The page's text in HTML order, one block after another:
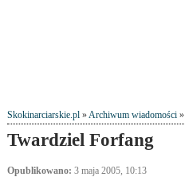
Skokinarciarskie.pl»Archiwum wiadomości»
Twardziel Forfang
Opublikowano: 3 maja 2005, 10:13